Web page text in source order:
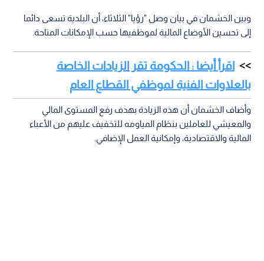
وبين الخشمان في بيان وصل "رؤيا" الثلاثاء، أن البلدية تسعى دائما
إلى تحسين الأوضاع المالية لموظفيها حسب الإمكانات المتاحة.
اقرأ أيضا : الحكومة تقر الزيادات الخاصة
بالعلاوات الفنية لموظفي القطاع العام
وأضاف الخشمان أن هذه الزيادة بهدف رفع المستوى المالي
والمعيشي للعاملين بنظام المياومه للتخفيف عليهم من الأعباء
المالية والاقتصادية، وإمكانية العمل الإضافي.